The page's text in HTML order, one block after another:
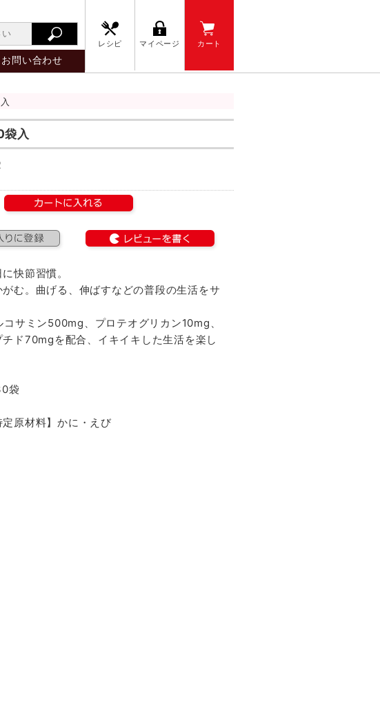
お問い合わせ
レシピ マイページ カート
入
快節習慣。
む。曲げる、伸ばすなどの普段の生活をサ
コサミン500mg、プロテオグリカン10mg、
チド70mgを配合、イキイキした生活を楽し
袋
定原材料】かに・えび